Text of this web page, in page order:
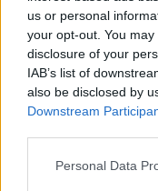
us or personal
your opt-out. You
disclosure of your
IAB’s list of
also be disclosed by
Downstream
Please note that this
Personal Data
Xαρακτήρες: 0/1000
Διαβάστε και